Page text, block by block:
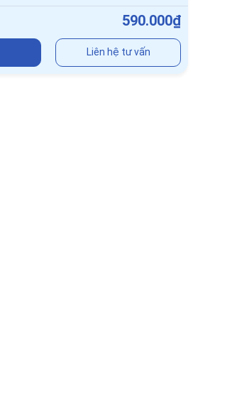
590.000₫
Liên hệ tư vấn